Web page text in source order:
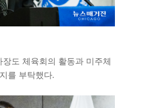
도 체육회의 활동과 미주체
를 부탁했다.